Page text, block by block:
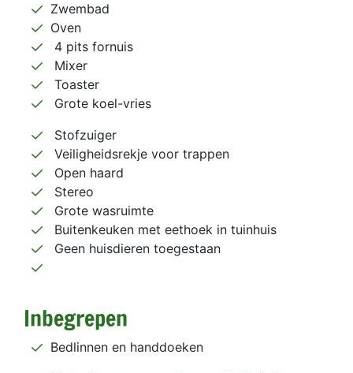
Zwembad
Oven
4 pits fornuis
Mixer
Toaster
Grote koel-vries
Stofzuiger
Veiligheidsrekje voor trappen
Open haard
Stereo
Grote wasruimte
Buitenkeuken met eethoek in tuinhuis
Geen huisdieren toegestaan
Inbegrepen
Bedlinnen en handdoeken